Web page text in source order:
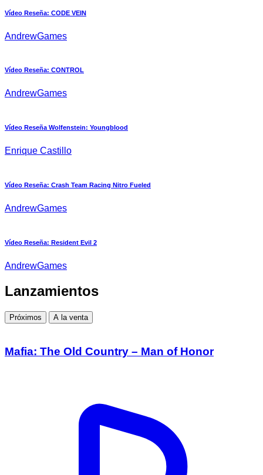
Vídeo Reseña: CODE VEIN
AndrewGames
Vídeo Reseña: CONTROL
AndrewGames
Vídeo Reseña Wolfenstein: Youngblood
Enrique Castillo
Vídeo Reseña: Crash Team Racing Nitro Fueled
AndrewGames
Vídeo Reseña: Resident Evil 2
AndrewGames
Lanzamientos
Próximos A la venta
Mafia: The Old Country – Man of Honor